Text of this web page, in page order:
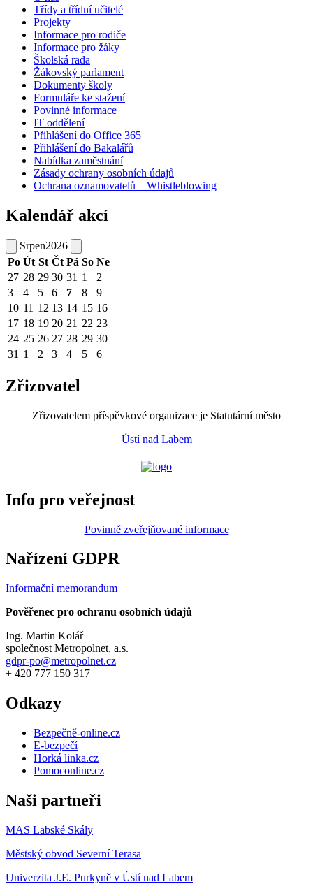
Třídy a třídní učitelé
Projekty
Informace pro rodiče
Informace pro žáky
Školská rada
Žákovský parlament
Dokumenty školy
Formuláře ke stažení
Povinné informace
IT oddělení
Přihlášení do Office 365
Přihlášení do Bakalářů
Nabídka zaměstnání
Zásady ochrany osobních údajů
Ochrana oznamovatelů – Whistleblowing
Kalendář akcí
Srpen2026
Po Út St Čt Pá So Ne
27 28 29 30 31 1
2
3
4 5 6 7 8
9
10 11 12 13 14 15 16
17 18 19 20 21 22 23
24 25 26 27 28 29 30
31 1 2 3 4 5 6
Zřizovatel
Zřizovatelem příspěvkové organizace je Statutární město
Ústí nad Labem
Info pro veřejnost
Povinně zveřejňované informace
Nařízení GDPR
Informační memorandum
Pověřenec pro ochranu osobních údajů
Ing. Martin Kolář
společnost Metropolnet, a.s.
gdpr-po@metropolnet.cz
+ 420 777 150 317
Odkazy
Bezpečně-online.cz
E-bezpečí
Horká linka.cz
Pomoconline.cz
Naši partneři
MAS Labské Skály
Městský obvod Severní Terasa
Univerzita J.E. Purkyně v Ústí nad Labem